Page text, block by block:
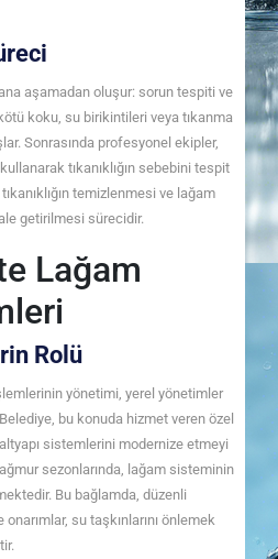
aşamadan oluşur: sorun tespiti ve
koku, su birikintileri veya tıkanma
Sonrasında profesyonel ekipler,
tıkanıklığın sebebini tespit
temizlenmesi ve lağam
getirilmesi sürecidir.
Lağam
Rolü
yönetimi, yerel yönetimler
bu konuda hizmet veren özel
sistemlerini modernize etmeyi
sezonlarında, lağam sisteminin
Bu bağlamda, düzenli
su taşkınlarını önlemek